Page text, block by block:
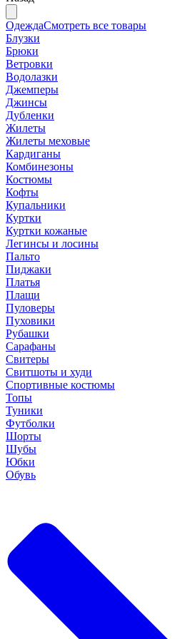
ОдеждаСмотреть все товары
Блузки
Брюки
Ветровки
Водолазки
Джемперы
Джинсы
Дубленки
Жилеты
Жилеты меховые
Кардиганы
Комбинезоны
Костюмы
Кофты
Купальники
Куртки
Куртки кожаные
Легинсы и лосины
Пальто
Пиджаки
Платья
Плащи
Пуловеры
Пуховики
Рубашки
Сарафаны
Свитеры
Свитшоты и худи
Спортивные костюмы
Топы
Туники
Футболки
Шорты
Шубы
Юбки
Обувь